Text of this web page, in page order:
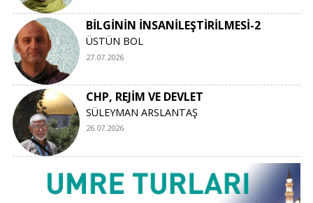
BİLGİNİN İNSANİLEŞTİRİLMESİ-2
ÜSTÜN BOL
27.07.2026
CHP, REJİM VE DEVLET
SÜLEYMAN ARSLANTAŞ
26.07.2026